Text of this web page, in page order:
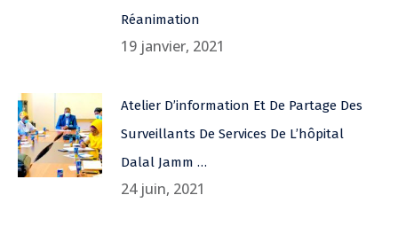
Réanimation
19 janvier, 2021
Atelier D’information Et De Partage Des
Surveillants De Services De L’hôpital
Dalal Jamm …
24 juin, 2021